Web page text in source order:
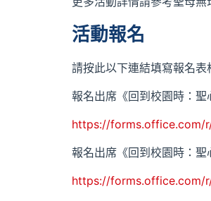
活動報名
請按此以下連結填寫報名表
報名出席《回到校園時：聖
https://forms.office.com/
報名出席《回到校園時：聖
https://forms.office.com/